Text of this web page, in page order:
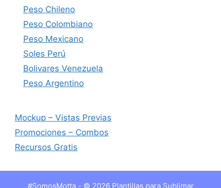
Peso Chileno
Peso Colombiano
Peso Mexicano
Soles Perú
Bolivares Venezuela
Peso Argentino
Mockup – Vistas Previas
Promociones – Combos
Recursos Gratis
#SomosMotta - © 2026 Plantillas para Sublimar